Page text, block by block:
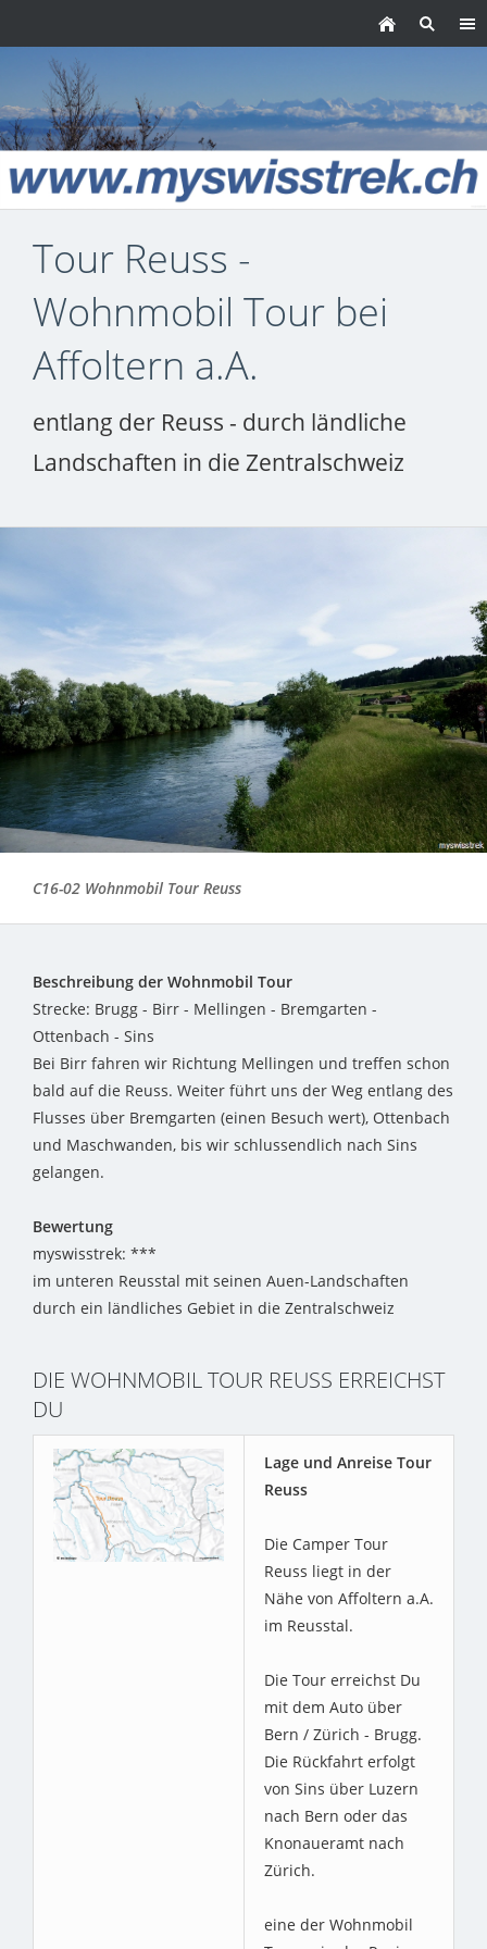
Tour Reuss -
Wohnmobil Tour bei
Affoltern a.A.
entlang der Reuss - durch ländliche
Landschaften in die Zentralschweiz
C16-02 Wohnmobil Tour Reuss
Beschreibung der Wohnmobil Tour
Strecke: Brugg - Birr - Mellingen - Bremgarten -
Ottenbach - Sins
Bei Birr fahren wir Richtung Mellingen und treffen schon
bald auf die Reuss. Weiter führt uns der Weg entlang des
Flusses über Bremgarten (einen Besuch wert), Ottenbach
und Maschwanden, bis wir schlussendlich nach Sins
gelangen.
Bewertung
myswisstrek: ***
im unteren Reusstal mit seinen Auen-Landschaften
durch ein ländliches Gebiet in die Zentralschweiz
DIE WOHNMOBIL TOUR REUSS ERREICHST
DU
Lage und Anreise Tour
Reuss
Die Camper Tour
Reuss liegt in der
Nähe von Affoltern a.A.
im Reusstal.
Die Tour erreichst Du
mit dem Auto über
Bern / Zürich - Brugg.
Die Rückfahrt erfolgt
von Sins über Luzern
nach Bern oder das
Knonaueramt nach
Zürich.
eine der Wohnmobil